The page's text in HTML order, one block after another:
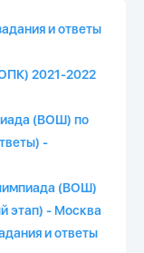
и ответы
2021-2022
(ВОШ) по
-
(ВОШ)
этап) - Москва
и ответы